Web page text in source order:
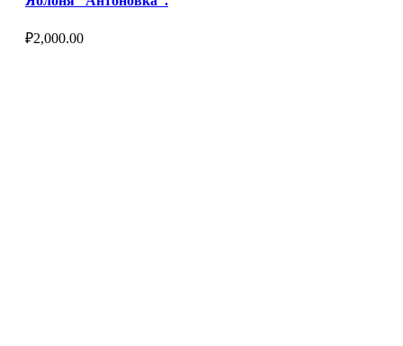
₽2,000.00